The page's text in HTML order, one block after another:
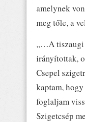
amelynek
meg tőle, a
„…A tiszaugi
irányítottak,
Csepel
kaptam,
foglaljam
Szigetcsép